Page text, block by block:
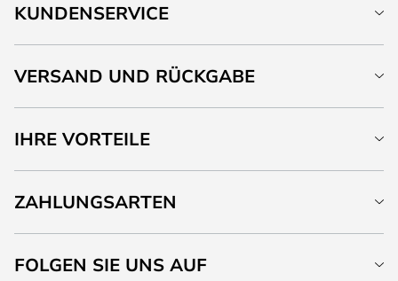
KUNDENSERVICE
VERSAND UND RÜCKGABE
IHRE VORTEILE
ZAHLUNGSARTEN
FOLGEN SIE UNS AUF